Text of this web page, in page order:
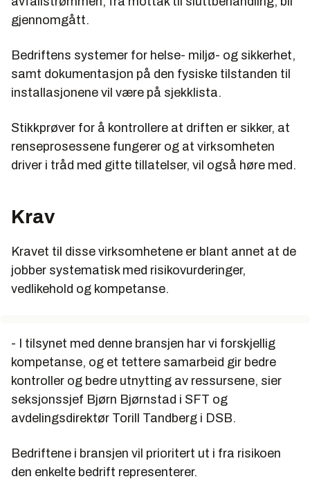
gjennomgått.
Bedriftens systemer for helse- miljø- og sikkerhet,
samt dokumentasjon på den fysiske tilstanden til
installasjonene vil være på sjekklista.
Stikkprøver for å kontrollere at driften er sikker, at
renseprosessene fungerer og at virksomheten
driver i tråd med gitte tillatelser, vil også høre med.
Krav
Kravet til disse virksomhetene er blant annet at de
jobber systematisk med risikovurderinger,
vedlikehold og kompetanse.
- I tilsynet med denne bransjen har vi forskjellig
kompetanse, og et tettere samarbeid gir bedre
kontroller og bedre utnytting av ressursene, sier
seksjonssjef Bjørn Bjørnstad i SFT og
avdelingsdirektør Torill Tandberg i DSB.
Bedriftene i bransjen vil prioritert ut i fra risikoen
den enkelte bedrift representerer.